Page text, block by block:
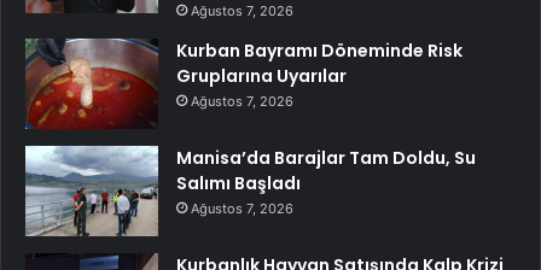
Ağustos 7, 2026
Kurban Bayramı Döneminde Risk
Gruplarına Uyarılar
Ağustos 7, 2026
Manisa’da Barajlar Tam Doldu, Su
Salımı Başladı
Ağustos 7, 2026